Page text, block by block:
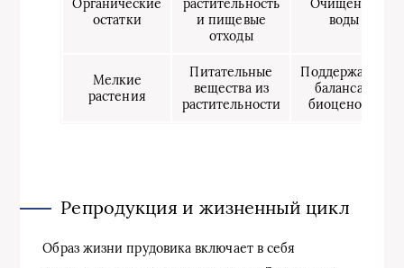
Органические
остатки
растительность
и пищевые
отходы
Очищение
воды
Мелкие
растения
Питательные
вещества из
растительности
Поддержание
баланса в
биоценозах
Репродукция и жизненный цикл
Образ жизни прудовика включает в себя